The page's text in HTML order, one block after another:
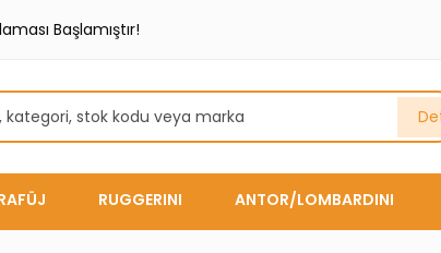
Başlamıştır!
RUGGERINI ANTOR/LOMBARDINI